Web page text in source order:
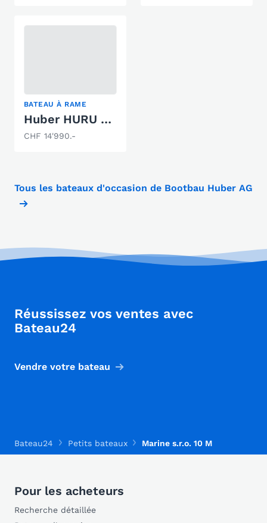
BATEAU À RAME
Huber HURU 475
CHF 14'990.-
Tous les bateaux d'occasion de Bootbau Huber AG
Réussissez vos ventes avec
Bateau24
Vendre votre bateau
Bateau24 Petits bateaux Marine s.r.o. 10 M
Pour les acheteurs
Recherche détaillée